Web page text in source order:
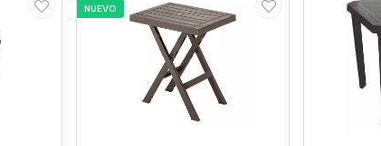
NUEVO